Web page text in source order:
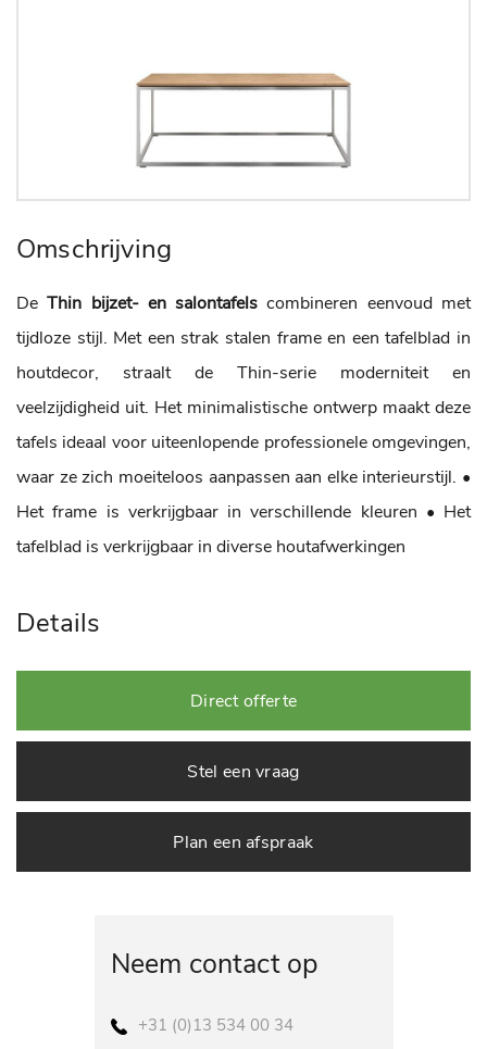
Omschrijving
DeThin bijzet- en salontafels combineren eenvoud met
tijdloze stijl. Met een strak stalen frame en een tafelblad in
houtdecor, straalt de Thin-serie moderniteit en
veelzijdigheid uit. Het minimalistische ontwerp maakt deze
tafels ideaal voor uiteenlopende professionele omgevingen,
waar ze zich moeiteloos aanpassen aan elke interieurstijl. •
Het frame is verkrijgbaar in verschillende kleuren • Het
tafelblad is verkrijgbaar in diverse houtafwerkingen
Details
Direct offerte
Stel een vraag
Plan een afspraak
Neem contact op
+31 (0)13 534 00 34